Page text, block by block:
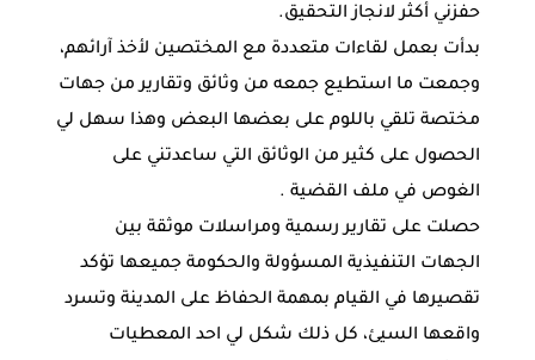
حفزني أكثر لانجاز التحقيق.
بدأت بعمل لقاءات متعددة مع المختصين لأخذ آرائهم،
وجمعت ما استطيع جمعه من وثائق وتقارير من جهات
مختصة تلقي باللوم على بعضها البعض وهذا سهل لي
الحصول على كثير من الوثائق التي ساعدتني على
الغوص في ملف القضية .
حصلت على تقارير رسمية ومراسلات موثقة بين
الجهات التنفيذية المسؤولة والحكومة جميعها تؤكد
تقصيرها في القيام بمهمة الحفاظ على المدينة وتسرد
واقعها السيئ، كل ذلك شكل لي احد المعطيات